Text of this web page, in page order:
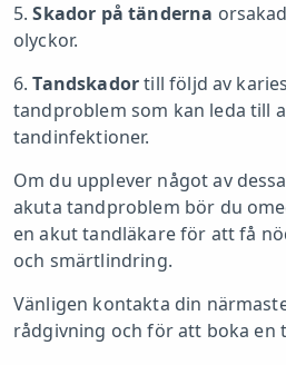
5.Skador på tänderna
olyckor.
6.Tandskadortill följd av
tandproblem som kan leda till
tandinfektioner.
Om du upplever något av
akuta tandproblem bör du
en akut tandläkare för att få
och smärtlindring.
Vänligen kontakta din
rådgivning och för att boka en